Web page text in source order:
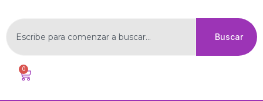
contenido
Buscar
Buscar
0
Carrito